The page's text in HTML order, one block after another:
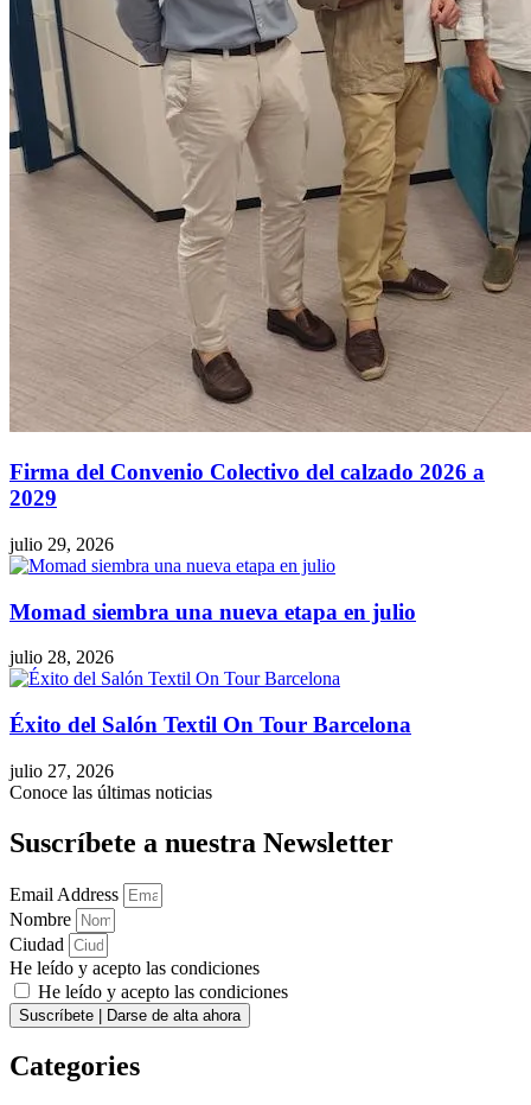
Firma del Convenio Colectivo del calzado 2026 a
2029
julio 29, 2026
Momad siembra una nueva etapa en julio
julio 28, 2026
Éxito del Salón Textil On Tour Barcelona
julio 27, 2026
Conoce las últimas noticias
Suscríbete a nuestra Newsletter
Email Address
Nombre
Ciudad
He leído y acepto las condiciones
He leído y acepto las condiciones
Suscríbete | Darse de alta ahora
Categories